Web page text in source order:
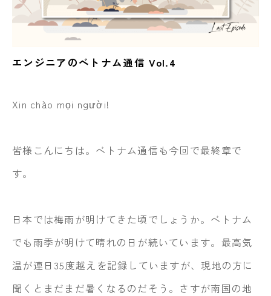
エンジニアのベトナム通信 Vol.4
Xin chào mọi người!
皆様こんにちは。ベトナム通信も今回で最終章で
す。
日本では梅雨が明けてきた頃でしょうか。ベトナム
でも雨季が明けて晴れの日が続いています。最高気
温が連日35度越えを記録していますが、現地の方に
聞くとまだまだ暑くなるのだそう。さすが南国の地